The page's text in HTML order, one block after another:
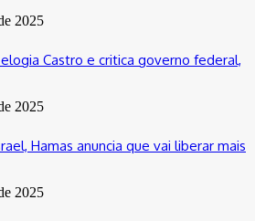
2025
Castro e critica governo federal,
2025
Hamas anuncia que vai liberar mais
2025